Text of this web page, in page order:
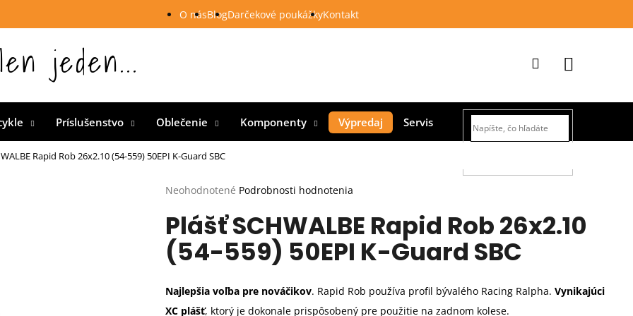
O násBlogDarčekové poukážkyKontakt
jeden...
Príslušenstvo Oblečenie Komponenty Výpredaj Servis
Prihlásenie
košík
Rapid Rob 26x2.10 (54-559) 50EPI K-Guard SBC
Priemerné
produktu
je
0,0
z
Neohodnotené Podrobnosti hodnotenia
Plášť SCHWALBE Rapid Rob 26x2.10
(54-559) 50EPI K-Guard SBC
Najlepšia voľba pre nováčikov. Rapid Rob používa profil bývalého Racing Ralpha. Vynikajúci
XC plášť, ktorý je dokonale prispôsobený pre použitie na zadnom kolese.